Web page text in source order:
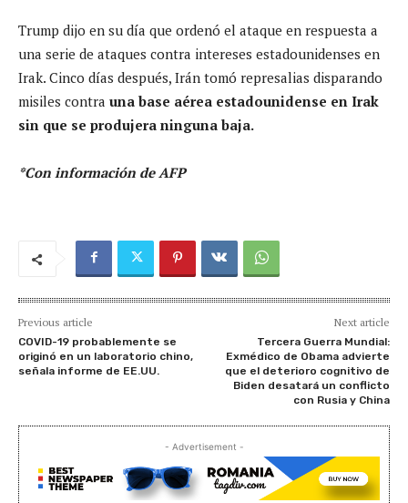
Trump dijo en su día que ordenó el ataque en respuesta a
una serie de ataques contra intereses estadounidenses en
Irak. Cinco días después, Irán tomó represalias disparando
misiles contra una base aérea estadounidense en Irak
sin que se produjera ninguna baja.
*Con información de AFP
Previous article
COVID-19 probablemente se
originó en un laboratorio chino,
señala informe de EE.UU.
Next article
Tercera Guerra Mundial:
Exmédico de Obama advierte
que el deterioro cognitivo de
Biden desatará un conflicto
con Rusia y China
- Advertisement -